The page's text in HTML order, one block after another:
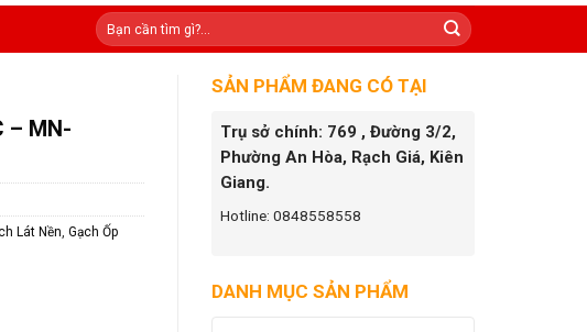
– MN-
Lát Nền, Gạch Ốp
SẢN PHẨM ĐANG CÓ TẠI
Trụ sở chính: 769 , Đường 3/2,
Phường An Hòa, Rạch Giá, Kiên
Giang.
Hotline: 0848558558
DANH MỤC SẢN PHẨM